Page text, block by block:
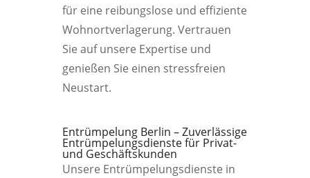
für eine reibungslose und effiziente
Wohnortverlagerung. Vertrauen
Sie auf unsere Expertise und
genießen Sie einen stressfreien
Neustart.
Entrümpelung Berlin – Zuverlässige
Entrümpelungsdienste für Privat-
und Geschäftskunden
Unsere Entrümpelungsdienste in